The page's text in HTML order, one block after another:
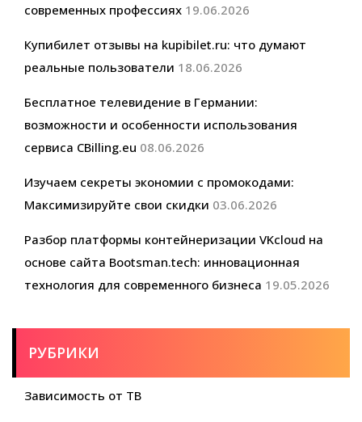
современных профессиях 19.06.2026
Купибилет отзывы на kupibilet.ru: что думают
реальные пользователи 18.06.2026
Бесплатное телевидение в Германии:
возможности и особенности использования
сервиса CBilling.eu 08.06.2026
Изучаем секреты экономии с промокодами:
Максимизируйте свои скидки 03.06.2026
Разбор платформы контейнеризации VKcloud на
основе сайта Bootsman.tech: инновационная
технология для современного бизнеса 19.05.2026
РУБРИКИ
Зависимость от ТВ